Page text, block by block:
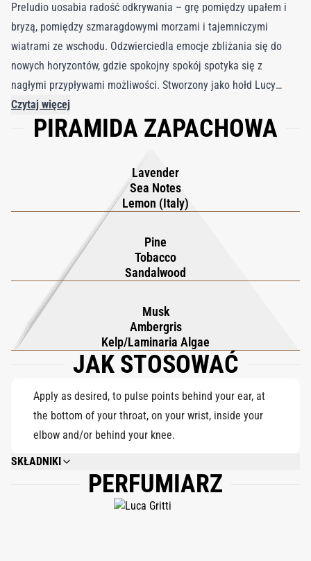
Preludio uosabia radość odkrywania – grę pomiędzy upałem i
bryzą, pomiędzy szmaragdowymi morzami i tajemniczymi
wiatrami ze wschodu. Odzwierciedla emocje zbliżania się do
nowych horyzontów, gdzie spokojny spokój spotyka się z
nagłymi przypływami możliwości. Stworzony jako hołd Lucy
Grittiego dla wczesnych wspomnień nadmorskich i zapisków z
pamiętnika z pierwszego przybycia Alvise Grittiego na brzegi
przekształca dziedzictwo, podróże i osobiste wrażenia w
elegancką, dyskretną obecność, która łączy się z nowoczesnym
wyrafinowaniem. Zbudowana na bazie fougère-wodnej
kompozycji kompozycja otwiera się francuską lawendą,
sycylijską cytryną i słonymi nutami morskimi – orzeźwiające
trio, które przypomina oświetlone słońcem wybrzeża i chłodną
bryzę muskającą skórę. Serce wprowadza teksturowaną
mieszankę drzewa sandałowego, sosny i tytoniu, przywołującą
na myśl zalesione brzegi i unoszący się dym o zachodzie
słońca. W bazie ambra, piżmo i algi morskie tworzą gładkie,
mineralne wykończenie, które pogłębia morski charakter
zapachu. Żywy, a jednocześnie kojący zapach Preludio składa
hołd ponadczasowym wodom kolońskim, oferując jednocześnie
świeżą, współczesną perspektywę.
Czytaj więcej
PIRAMIDA ZAPACHOWA
Lavender
Sea Notes
Lemon (Italy)
Pine
Tobacco
Sandalwood
Musk
Ambergris
Kelp/Laminaria Algae
JAK STOSOWAĆ
Apply as desired, to pulse points behind your ear, at
the bottom of your throat, on your wrist, inside your
elbow and/or behind your knee.
SKŁADNIKI
ALCOHOL DENAT., PARFUM (FRAGRANCE), AQUA (WATER), CITRAL,
CITRONELLOL, COUMARIN, LIMONENE, LINALOOL. 80% VOL
PERFUMIARZ